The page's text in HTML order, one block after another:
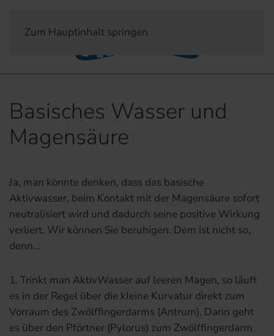
Zum Hauptinhalt springen
Basisches Wasser und
Magensäure
Ja, man könnte denken, dass das basische
Aktivwasser, beim Kontakt mit der Magensäure sofort
neutralisiert wird und dadurch seine positive Wirkung
verliert. Wir können Sie beruhigen. Dem ist nicht so,
denn...
1. Trinkt man AktivWasser auf leeren Magen, so läuft
es in der Regel über die kleine Kurvatur direkt zum
Vorraum des Zwölffingerdarms (Antrum). Dann geht
es über den Pförtner (Pylorus) zum Zwölffingerdarm